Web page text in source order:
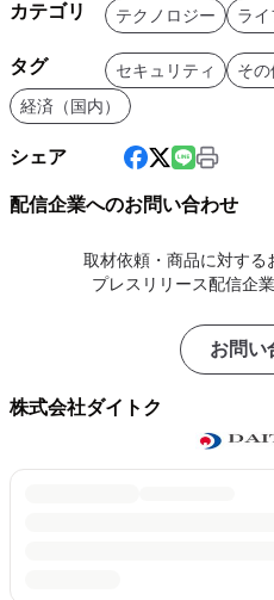
カテゴリ テクノロジー ラ
タグ セキュリティ
そ
経済（国内）
シェア
配信企業へのお問い合わせ
取材依頼・商品に対する
プレスリリース配信企
お問い
株式会社ダイトク